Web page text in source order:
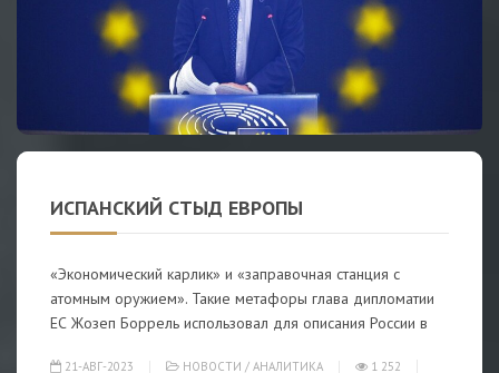
ИСПАНСКИЙ СТЫД ЕВРОПЫ
«Экономический карлик» и «заправочная станция с
атомным оружием». Такие метафоры глава дипломатии
ЕС Жозеп Боррель использовал для описания России в
21-АВГ-2023 НОВОСТИ / АНАЛИТИКА 1 252